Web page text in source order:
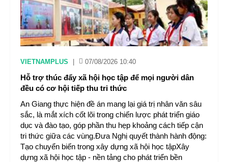
VIETNAMPLUS 07/08/2026 10:40
Hỗ trợ thúc đẩy xã hội học tập để mọi người dân
đều có cơ hội tiếp thu tri thức
An Giang thực hiện đề án mang lại giá trị nhân văn sâu
sắc, là mắt xích cốt lõi trong chiến lược phát triển giáo
dục và đào tạo, góp phần thu hẹp khoảng cách tiếp cận
tri thức giữa các vùng.Đưa Nghị quyết thành hành động:
Tạo chuyển biến trong xây dựng xã hội học tậpXây
dựng xã hội học tập - nền tảng cho phát triển bền